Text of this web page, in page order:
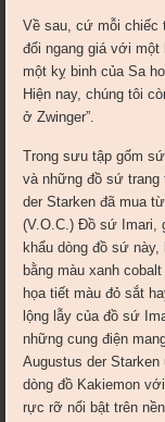
Về sau, cứ mỗi chiếc
đổi ngang giá với một
một kỵ binh của Sa
Hiện nay, chúng tôi
ở Zwinger”.
Trong sưu tập gốm
và những đồ sứ trang
der Starken đã mua
(V.O.C.) Đồ sứ Imari,
khẩu dòng đồ sứ
bằng màu xanh
họa tiết màu đỏ sắt
lộng lẫy của đồ sứ
những cung điện
Augustus der
dòng đồ Kakiemon
rực rỡ nổi bật trên